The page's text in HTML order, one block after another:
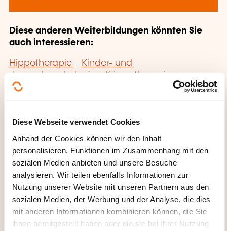
Diese Webseite verwendet Cookies
Anhand der Cookies können wir den Inhalt
personalisieren, Funktionen im Zusammenhang mit den
sozialen Medien anbieten und unsere Besuche
analysieren. Wir teilen ebenfalls Informationen zur
Nutzung unserer Website mit unseren Partnern aus den
sozialen Medien, der Werbung und der Analyse, die dies
mit anderen Informationen kombinieren können, die Sie
ihnen bereitgestellt haben oder die sie bei Ihrer Nutzung
Diese anderen Weiterbildungen könnten Sie
auch interessieren:
Hippotherapie
Kinder- und
Jugendpsychologie
Körpertherapie
Kunsttherapie
Neuropsychologie
Psychotherapie
Hier klicken, um zur
Seite der
Weiterbildungskate